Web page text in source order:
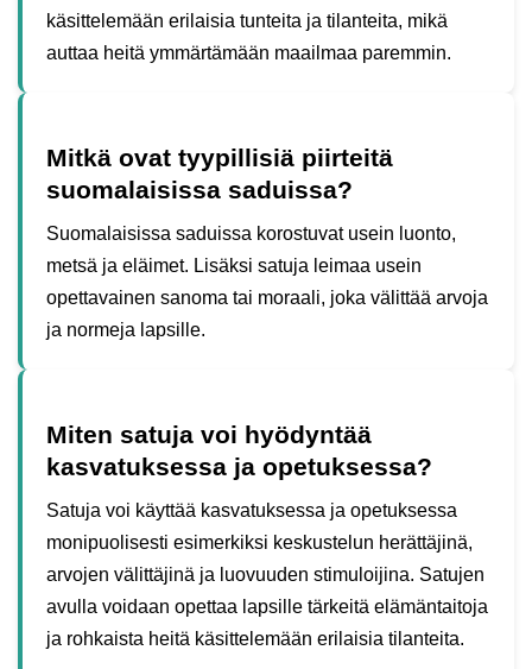
käsittelemään erilaisia tunteita ja tilanteita, mikä
auttaa heitä ymmärtämään maailmaa paremmin.
Mitkä ovat tyypillisiä piirteitä
suomalaisissa saduissa?
Suomalaisissa saduissa korostuvat usein luonto,
metsä ja eläimet. Lisäksi satuja leimaa usein
opettavainen sanoma tai moraali, joka välittää arvoja
ja normeja lapsille.
Miten satuja voi hyödyntää
kasvatuksessa ja opetuksessa?
Satuja voi käyttää kasvatuksessa ja opetuksessa
monipuolisesti esimerkiksi keskustelun herättäjinä,
arvojen välittäjinä ja luovuuden stimuloijina. Satujen
avulla voidaan opettaa lapsille tärkeitä elämäntaitoja
ja rohkaista heitä käsittelemään erilaisia tilanteita.